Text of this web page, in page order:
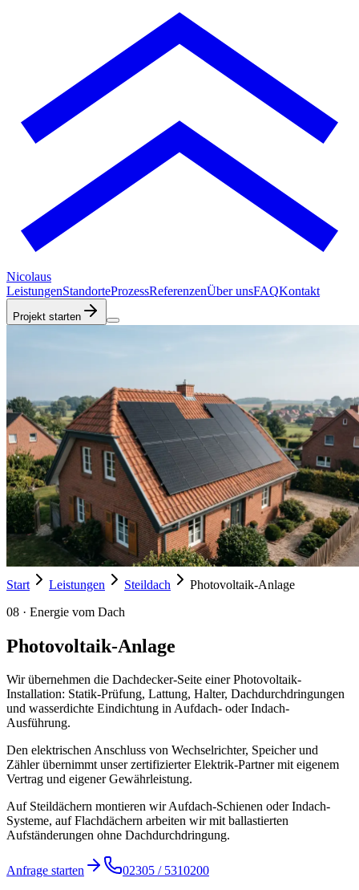
Nicolaus
LeistungenStandorteProzessReferenzenÜber unsFAQKontakt
Projekt starten
Start Leistungen Steildach
Photovoltaik-Anlage
08 · Energie vom Dach
Photovoltaik-Anlage
Wir übernehmen die Dachdecker-Seite einer Photovoltaik-
Installation: Statik-Prüfung, Lattung, Halter, Dachdurchdringungen
und wasserdichte Eindichtung in Aufdach- oder Indach-
Ausführung.
Den elektrischen Anschluss von Wechselrichter, Speicher und
Zähler übernimmt unser zertifizierter Elektrik-Partner mit eigenem
Vertrag und eigener Gewährleistung.
Auf Steildächern montieren wir Aufdach-Schienen oder Indach-
Systeme, auf Flachdächern arbeiten wir mit ballastierten
Aufständerungen ohne Dachdurchdringung.
Anfrage starten
02305 / 5310200